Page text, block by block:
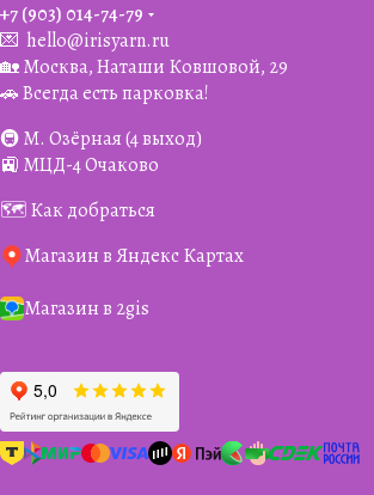
+7 (903) 014-74-79‬
💌 hello@irisyarn.ru
🏡 Москва, Наташи Ковшовой, 29
🚗 Всегда есть парковка!
🚇 М. Озёрная (4 выход)
🚉 МЦД-4 Очаково
🗺️ Как добраться
Магазин в Яндекс Картах
Магазин в 2gis